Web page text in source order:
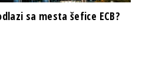
sa mesta šefice ECB?